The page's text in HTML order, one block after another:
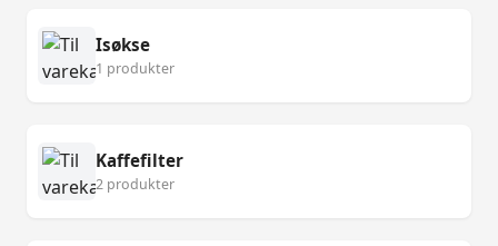
Isøkse
1 produkter
Kaffefilter
2 produkter